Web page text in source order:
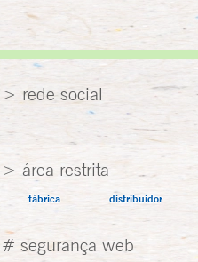
> rede social
> área restrita
fábrica distribuidor
# segurança web